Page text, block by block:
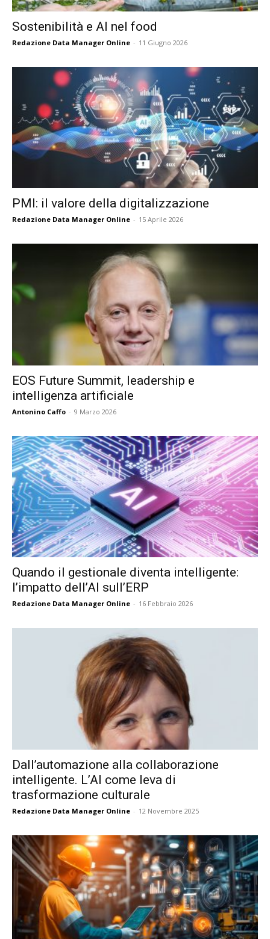
Sostenibilità e AI nel food
Redazione Data Manager Online - 11 Giugno 2026
PMI: il valore della digitalizzazione
Redazione Data Manager Online - 15 Aprile 2026
EOS Future Summit, leadership e
intelligenza artificiale
Antonino Caffo - 9 Marzo 2026
Quando il gestionale diventa intelligente:
l’impatto dell’AI sull’ERP
Redazione Data Manager Online - 16 Febbraio 2026
Dall’automazione alla collaborazione
intelligente. L’AI come leva di
trasformazione culturale
Redazione Data Manager Online - 12 Novembre 2025